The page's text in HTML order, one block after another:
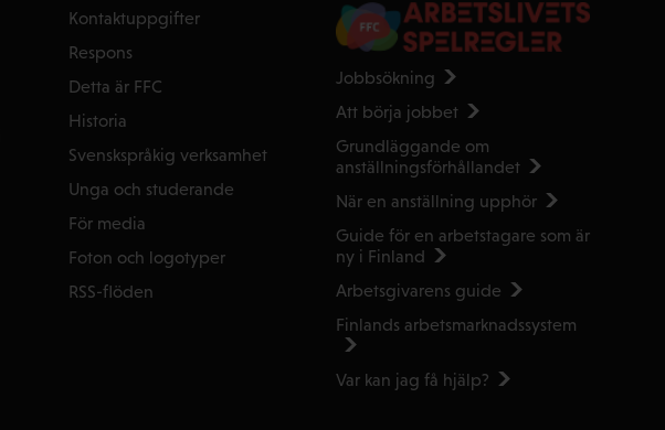
Kontaktuppgifter
Respons
Detta är FFC
Historia
Svenskspråkig verksamhet
Unga och studerande
För media
Foton och logotyper
RSS-flöden
Jobbsökning
Att börja jobbet
Grundläggande om
anställnings­förhållandet
När en anställning upphör
Guide för en arbetstagare som är
ny i Finland
Arbetsgivarens guide
Finlands arbetsmarknads­system
Var kan jag få hjälp?